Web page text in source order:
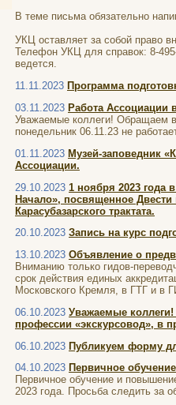
В теме письма обязательно
УКЦ оставляет за собой право
Телефон УКЦ для справок: 8-
ведется.
11.11.2023 Программа
03.11.2023 Работа Ассоциации
Уважаемые коллеги! Обращаем
понедельник 06.11.23 не
01.11.2023 Музей-заповедник
Ассоциации.
29.10.2023 1 ноября 2023 года
Начало», посвященное
Карасубазарского трактата.
20.10.2023 Запись на курс
13.10.2023 Объявление о
Вниманию только гидов-
срок действия единых
Московского Кремля, в ГТГ и в
06.10.2023 Уважаемые коллеги!
профессии «экскурсовод», в
06.10.2023 Публикуем форму
04.10.2023 Первичное
Первичное обучение и
2023 года. Просьба следить за